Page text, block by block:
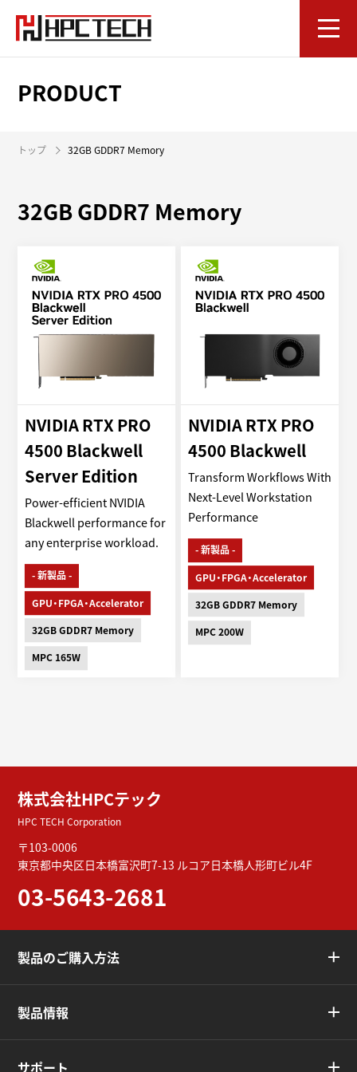
PRODUCT
トップ 32GB GDDR7 Memory
32GB GDDR7 Memory
NVIDIA RTX PRO
4500 Blackwell
Server Edition
Power-efficient NVIDIA
Blackwell performance for
any enterprise workload.
- 新製品 -
GPU・FPGA・Accelerator
32GB GDDR7 Memory
MPC 165W
NVIDIA RTX PRO
4500 Blackwell
Transform Workflows With
Next-Level Workstation
Performance
- 新製品 -
GPU・FPGA・Accelerator
32GB GDDR7 Memory
MPC 200W
株式会社HPCテック
HPC TECH Corporation
〒103-0006
東京都中央区日本橋富沢町7-13 ルコア日本橋人形町ビル4F
03-5643-2681
製品のご購入方法
製品情報
サポート